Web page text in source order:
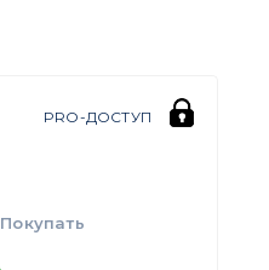
PRO-ДОСТУП
Покупать